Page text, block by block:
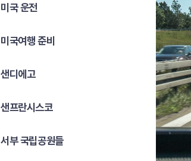
미국 운전
미국여행 준비
샌디에고
샌프란시스코
서부 국립공원들